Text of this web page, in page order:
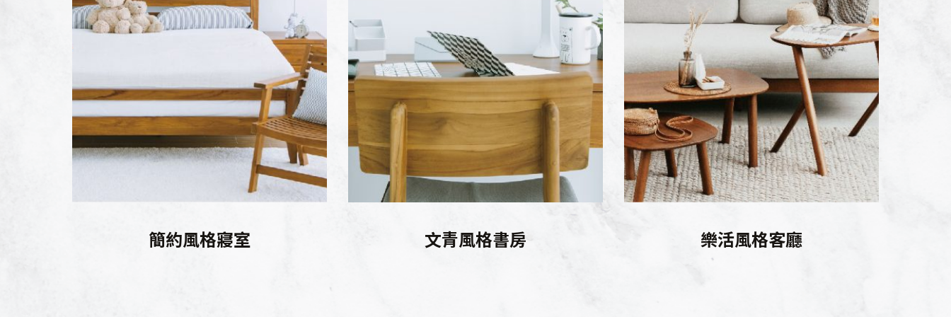
簡約風格寢室 文青風格書房 樂活風格客廳